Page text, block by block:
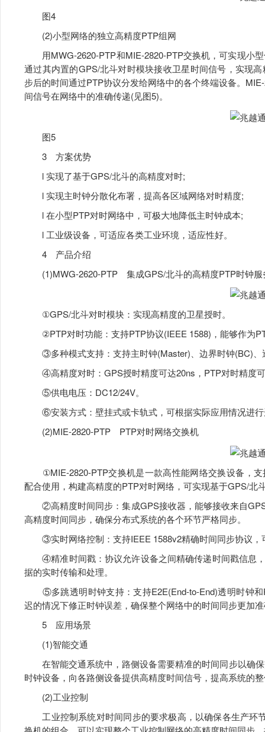
图4
(2)小型网络的独立高精度PTP组网
用MWG-2620-PTP和MIE-2820-PTP交换机，可实现小
通过其内置的GPS/北斗对时模块接收卫星时间信号，实现
步后的时间通过PTP协议分发给网络中的各个终端设备。
间信号在网络中的准确传递(见图5)。
图5
3 方案优势
l 实现了基于GPS/北斗的高精度对时;
l 实现主时钟分散化布署，提高各区域网络对时精度;
l 在小型PTP对时网络中，可极大地降低主时钟成本;
l 工业级设备，可适应各类工业环境，适应性好。
4 产品介绍
(1)MWG-2620-PTP 集成GPS/北斗的高精度PTP时钟服
①GPS/北斗对时模块：实现高精度的卫星授时。
②PTP对时功能：支持PTP协议(IEEE 1588)，能够作为
③多种模式支持：支持主时钟(Master)、边界时钟(BC)、
④高精度对时：GPS授时精度可达20ns，PTP对时精度
⑤供电电压：DC12/24V。
⑥安装方式：壁挂式或卡轨式，可根据实际应用情况进行
(2)MIE-2820-PTP PTP对时网络交换机
①MIE-2820-PTP交换机是一款高性能网络交换设备，支
配合使用，构建高精度的PTP对时网络，可实现基于GPS/北
②高精度时间同步：集成GPS接收器，能够接收来自
高精度时间同步，确保分布式系统的各个环节严格同步。
③实时网络控制：支持IEEE 1588v2精确时间同步协议，
④精准时间戳：协议允许设备之间精确传递时间戳信息
据的实时传输和处理。
⑤多跳透明时钟支持：支持E2E(End-to-End)透明时钟和
迟的情况下修正时钟误差，确保整个网络中的时间同步更加
5 应用场景
(1)智能交通
在智能交通系统中，路侧设备需要精准的时间同步以确
时钟设备，向各路侧设备提供高精度时间信号，提高系统的
(2)工业控制
工业控制系统对时间同步的要求极高，以确保各生产环